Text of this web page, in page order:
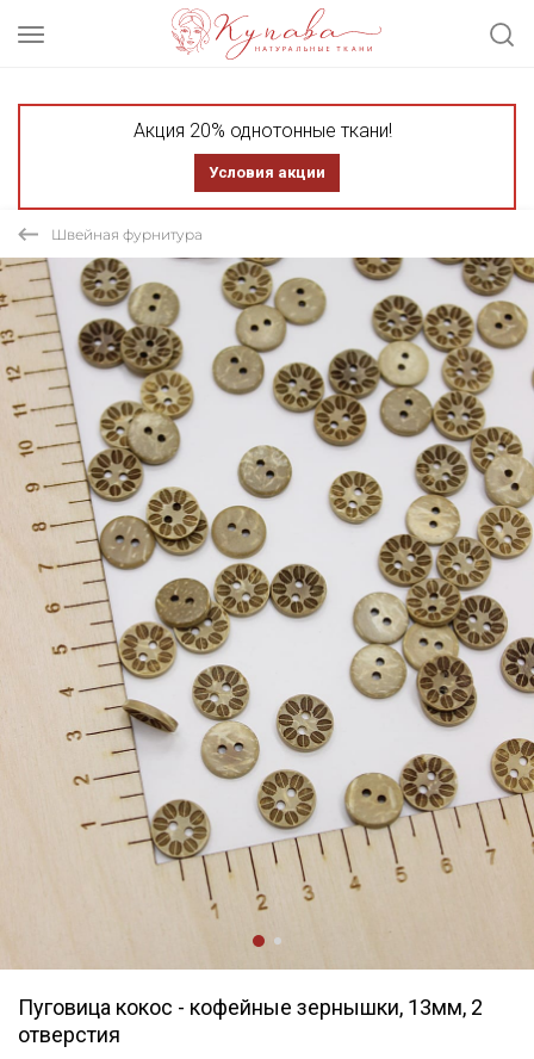
Акция 20% однотонные ткани!
Условия акции
Швейная фурнитура
Пуговица кокос - кофейные зернышки, 13мм, 2
отверстия